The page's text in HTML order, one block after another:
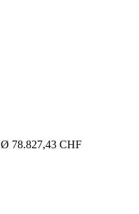
Ø 78.827,43 CHF